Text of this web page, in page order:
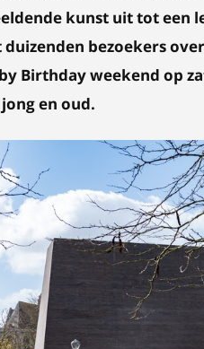
kunst uit tot een
bezoekers
Birthday weekend op
en oud.